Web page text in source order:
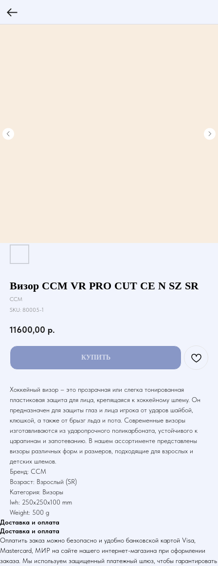
Визор CCM VR PRO CUT CE N SZ SR
CCM
SKU: 80005-1
11600,00 р.
КУПИТЬ
Хоккейный визор – это прозрачная или слегка тонированная
пластиковая защита для лица, крепящаяся к хоккейному шлему. Он
предназначен для защиты глаз и лица игрока от ударов шайбой,
клюшкой, а также от брызг льда и пота. Современные визоры
изготавливаются из ударопрочного поликарбоната, устойчивого к
царапинам и запотеванию. В нашем ассортименте представлены
визоры различных форм и размеров, подходящие для взрослых и
детских шлемов.
Бренд: CCM
Возраст: Взрослый (SR)
Категория: Визоры
lwh: 250x250x100 mm
Weight: 500 g
Доставка и оплата
Доставка и оплата
Оплатить заказ можно безопасно и удобно банковской картой Visa,
Mastercard, МИР на сайте нашего интернет-магазина при оформлении
заказа. Мы используем защищенный платежный шлюз, чтобы гарантировать